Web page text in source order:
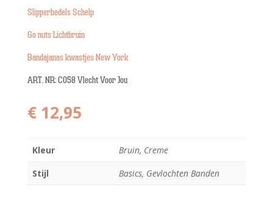
Slipperbedels Schelp
Go nuts Lichtbruin
Bandajanas kwastjes New York
ART. NR: C058 Vlecht Voor Jou
€12,95
Kleur
Bruin, Creme
Stijl
Basics, Gevlochten Banden